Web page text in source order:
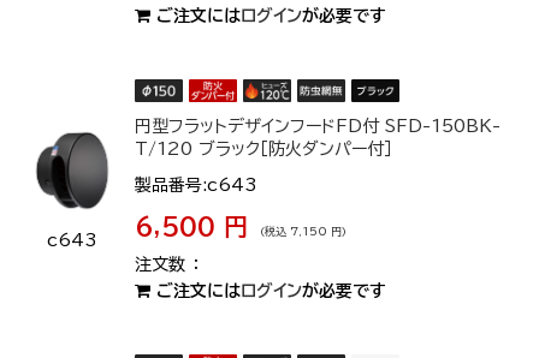
ご注文にはログインが必要です
c643
円型フラットデザインフードFD付 SFD-150BK-
T/120 ブラック［防火ダンパー付］
製品番号:c643
6,500 円 (税込 7,150 円)
ご注文には ログインが必要です